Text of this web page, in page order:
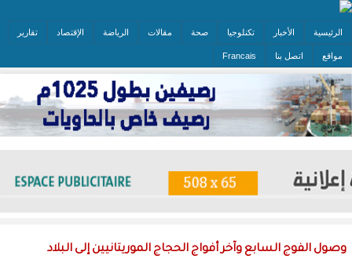
الرئيسية الأخبار تكنلوجيا صحة مقالات الرياضة الإقتصاد تقارير
مواقع اتصل بنا Francais
وصول الفوج السابع وآخر أفواج الحجاج الموريتانيين إلى البلاد